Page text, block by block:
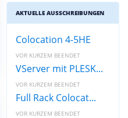
AKTUELLE AUSSCHREIBUNGEN
Colocation 4-5HE
VOR KURZEM BEENDET
VServer mit PLESK...
VOR KURZEM BEENDET
Full Rack Colocat...
VOR KURZEM BEENDET